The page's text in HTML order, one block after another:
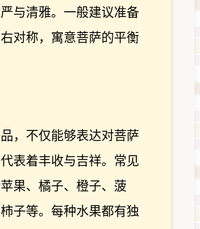
与清雅。一般建议准备
对称，寓意菩萨的平衡
，不仅能够表达对菩萨
表着丰收与吉祥。常见
果、橘子、橙子、菠
子等。每种水果都有独